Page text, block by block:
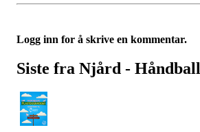
Logg inn for å skrive en kommentar.
Siste fra Njård - Håndball